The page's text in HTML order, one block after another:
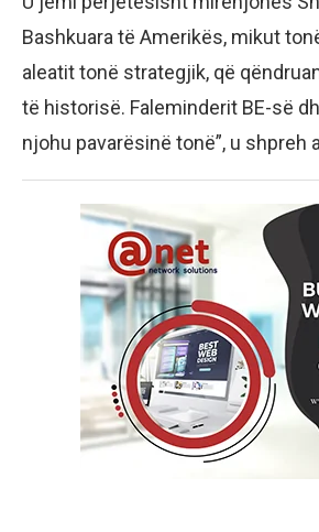
Bashkuara të Amerikës, mikut
aleatit tonë strategjik, që
të historisë. Faleminderit BE-së
njohu pavarësinë tonë”, u shpreh